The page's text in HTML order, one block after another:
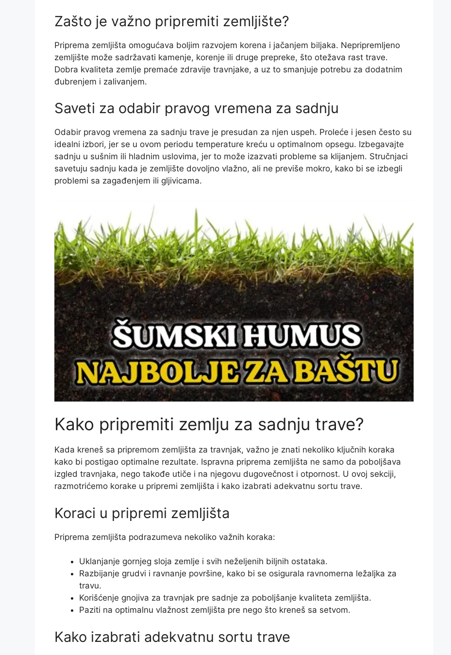
Zašto je važno pripremiti zemljište?
Priprema zemljišta omogućava boljim razvojem korena i jačanjem biljaka. Nepripremljeno
zemljište može sadržavati kamenje, korenje ili druge prepreke, što otežava rast trave.
Dobra kvaliteta zemlje premaće zdravije travnjake, a uz to smanjuje potrebu za dodatnim
đubrenjem i zalivanjem.
Saveti za odabir pravog vremena za sadnju
Odabir pravog vremena za sadnju trave je presudan za njen uspeh. Proleće i jesen često su
idealni izbori, jer se u ovom periodu temperature kreću u optimalnom opsegu. Izbegavajte
sadnju u sušnim ili hladnim uslovima, jer to može izazvati probleme sa klijanjem. Stručnjaci
savetuju sadnju kada je zemljište dovoljno vlažno, ali ne previše mokro, kako bi se izbegli
problemi sa zagađenjem ili gljivicama.
Kako pripremiti zemlju za sadnju trave?
Kada kreneš sa pripremom zemljišta za travnjak, važno je znati nekoliko ključnih koraka
kako bi postigao optimalne rezultate. Ispravna priprema zemljišta ne samo da poboljšava
izgled travnjaka, nego takođe utiče i na njegovu dugovečnost i otpornost. U ovoj sekciji,
razmotrićemo korake u pripremi zemljišta i kako izabrati adekvatnu sortu trave.
Koraci u pripremi zemljišta
Priprema zemljišta podrazumeva nekoliko važnih koraka:
Uklanjanje gornjeg sloja zemlje i svih neželjenih biljnih ostataka.
Razbijanje grudvi i ravnanje površine, kako bi se osigurala ravnomerna ležaljka za
travu.
Korišćenje gnojiva za travnjak pre sadnje za poboljšanje kvaliteta zemljišta.
Paziti na optimalnu vlažnost zemljišta pre nego što kreneš sa setvom.
Kako izabrati adekvatnu sortu trave